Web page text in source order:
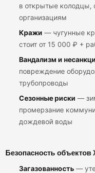
в открытые колодцы,
организациям
Кражи — чугунные
стоит от 15 000 ₽ +
Вандализм и
повреждение
трубопроводы
Сезонные риски —
промерзание
дождевой воды
Безопасность
Загазованность—